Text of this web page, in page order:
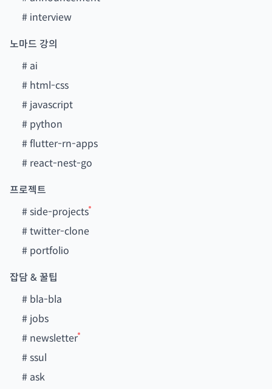
# interview
노마드 강의
# ai
# html-css
# javascript
# python
#flutter-rn-apps
# react-nest-go
프로젝트
#side-projects
#twitter-clone
# portfolio
잡담 & 꿀팁
# bla-bla
# jobs
# newsletter
#ssul
# ask